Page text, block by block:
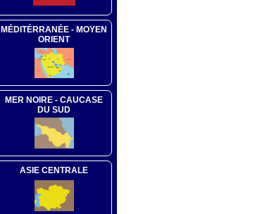
MÉDITÉRRANÉE - MOYEN
ORIENT
MER NOIRE - CAUCASE
DU SUD
ASIE CENTRALE